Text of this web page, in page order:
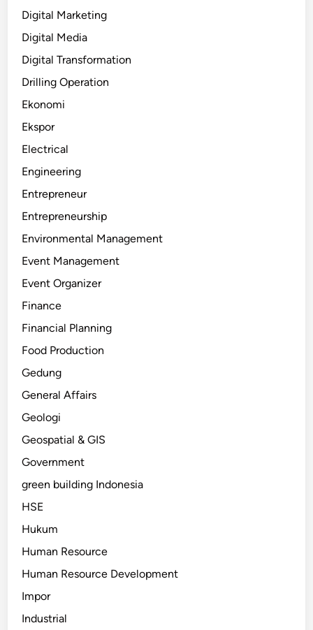
Digital Marketing
Digital Media
Digital Transformation
Drilling Operation
Ekonomi
Ekspor
Electrical
Engineering
Entrepreneur
Entrepreneurship
Environmental Management
Event Management
Event Organizer
Finance
Financial Planning
Food Production
Gedung
General Affairs
Geologi
Geospatial & GIS
Government
green building Indonesia
HSE
Hukum
Human Resource
Human Resource Development
Impor
Industrial